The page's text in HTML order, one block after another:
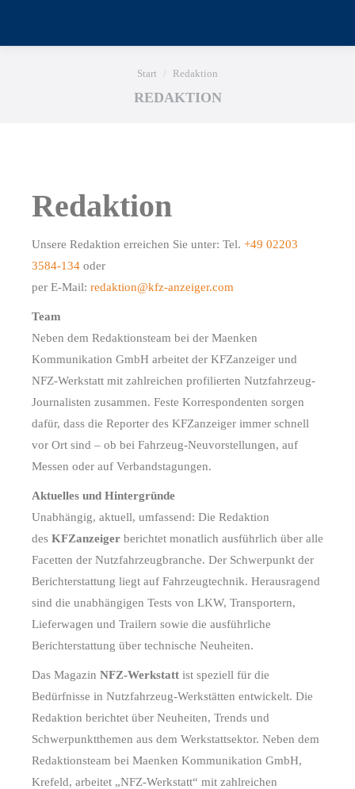
Sie befinden sich hier:
Start Redaktion
REDAKTION
Redaktion
Unsere Redaktion erreichen Sie unter: Tel. +49 02203
3584-134 oder
per E-Mail: redaktion@kfz-anzeiger.com
Team
Neben dem Redaktionsteam bei der Maenken
Kommunikation GmbH arbeitet der KFZanzeiger und
NFZ-Werkstatt mit zahlreichen profilierten Nutzfahrzeug-
Journalisten zusammen. Feste Korrespondenten sorgen
dafür, dass die Reporter des KFZanzeiger immer schnell
vor Ort sind – ob bei Fahrzeug-Neuvorstellungen, auf
Messen oder auf Verbandstagungen.
Aktuelles und Hintergründe
Unabhängig, aktuell, umfassend: Die Redaktion
des KFZanzeiger berichtet monatlich ausführlich über alle
Facetten der Nutzfahrzeugbranche. Der Schwerpunkt der
Berichterstattung liegt auf Fahrzeugtechnik. Herausragend
sind die unabhängigen Tests von LKW, Transportern,
Lieferwagen und Trailern sowie die ausführliche
Berichterstattung über technische Neuheiten.
Das Magazin NFZ-Werkstatt ist speziell für die
Bedürfnisse in Nutzfahrzeug-Werkstätten entwickelt. Die
Redaktion berichtet über Neuheiten, Trends und
Schwerpunktthemen aus dem Werkstattsektor. Neben dem
Redaktionsteam bei Maenken Kommunikation GmbH,
Krefeld, arbeitet „NFZ-Werkstatt“ mit zahlreichen